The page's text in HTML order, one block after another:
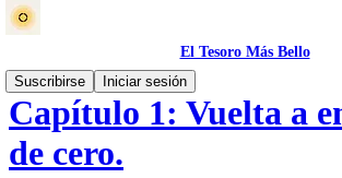
El Tesoro Más Bello
Suscribirse
Iniciar sesión
Capítulo 1: Vuelta a
de cero.